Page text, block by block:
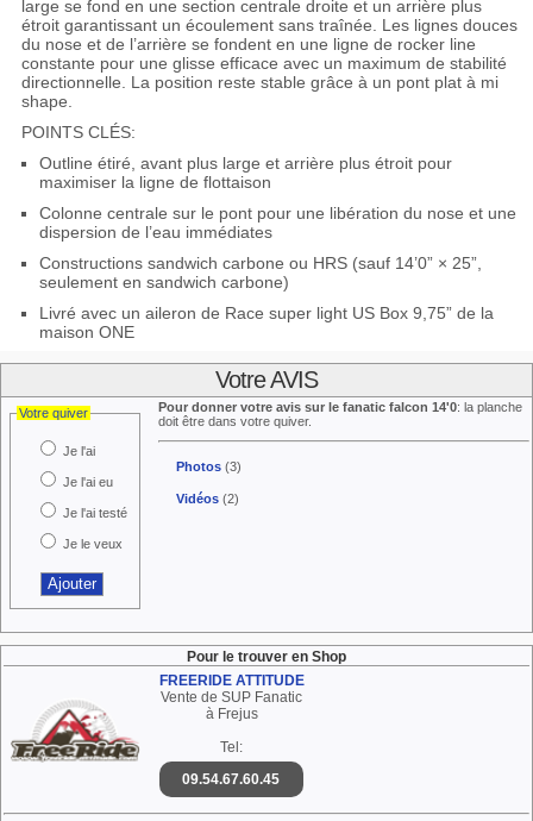
large se fond en une section centrale droite et un arrière plus
étroit garantissant un écoulement sans traînée. Les lignes douces
du nose et de l’arrière se fondent en une ligne de rocker line
constante pour une glisse efficace avec un maximum de stabilité
directionnelle. La position reste stable grâce à un pont plat à mi
shape.
POINTS CLÉS:
Outline étiré, avant plus large et arrière plus étroit pour
maximiser la ligne de flottaison
Colonne centrale sur le pont pour une libération du nose et une
dispersion de l’eau immédiates
Constructions sandwich carbone ou HRS (sauf 14’0” × 25”,
seulement en sandwich carbone)
Livré avec un aileron de Race super light US Box 9,75” de la
maison ONE
Votre AVIS
Votre quiver
Je l'ai
Je l'ai eu
Je l'ai testé
Je le veux
Pour donner votre avis sur le fanatic falcon 14'0: la planche
doit être dans votre quiver.
Photos (3)
Vidéos (2)
Pour le trouver en Shop
FREERIDE ATTITUDE
Vente de SUP Fanatic
à Frejus
Tel:
09.54.67.60.45